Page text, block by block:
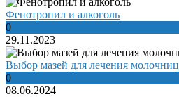
Фенотропил и алкоголь
0
29.11.2023
Выбор мазей для лечения
0
08.06.2024